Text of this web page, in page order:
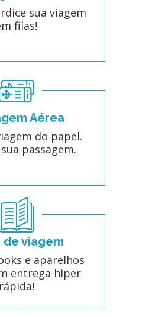
sua viagem
filas!
Aérea
do papel.
passagem.
de viagem
e aparelhos
entrega hiper
rápida!